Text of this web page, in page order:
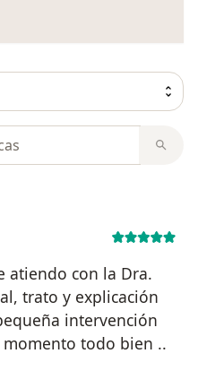
atiendo con la Dra.
trato y explicación
intervención
todo bien ..